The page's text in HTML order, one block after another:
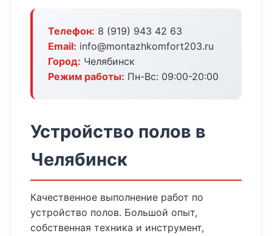
Телефон: 8 (919) 943 42 63
Email: info@montazhkomfort203.ru
Город: Челябинск
Режим работы: Пн-Вс: 09:00-20:00
Устройство полов в
Челябинск
Качественное выполнение работ по
устройство полов. Большой опыт,
собственная техника и инструмент,